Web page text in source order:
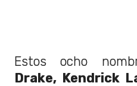
Estos ocho
Drake, Kendrick